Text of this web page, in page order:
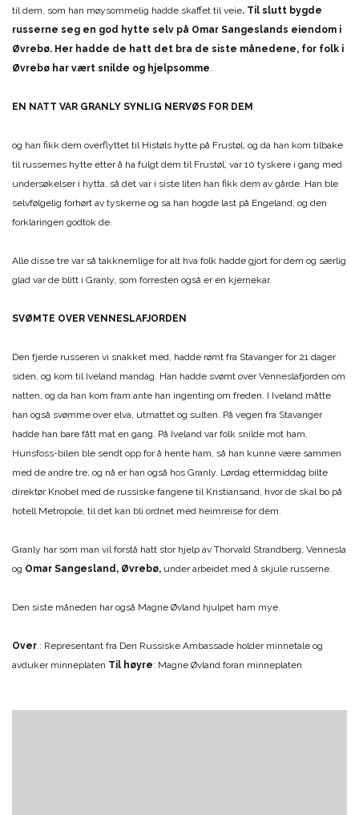
til dem, som han møysommelig hadde skaffet til veie. Til slutt bygde
russerne seg en god hytte selv på Omar Sangeslands eiendom i
Øvrebø. Her hadde de hatt det bra de siste månedene, for folk i
Øvrebø har vært snilde og hjelpsomme.
EN NATT VAR GRANLY SYNLIG NERVØS FOR DEM
og han fikk dem overflyttet til Histøls hytte på Frustøl, og da han kom tilbake
til russernes hytte etter å ha fulgt dem til Frustøl, var 10 tyskere i gang med
undersøkelser i hytta, så det var i siste liten han fikk dem av gårde. Han ble
selvfølgelig forhørt av tyskerne og sa han hogde last på Engeland, og den
forklaringen godtok de.
Alle disse tre var så takknemlige for alt hva folk hadde gjort for dem og særlig
glad var de blitt i Granly, som forresten også er en kjernekar.
SVØMTE OVER VENNESLAFJORDEN
Den fjerde russeren vi snakket med, hadde rømt fra Stavanger for 21 dager
siden, og kom til Iveland mandag. Han hadde svømt over Venneslafjorden om
natten, og da han kom fram ante han ingenting om freden. I Iveland måtte
han også svømme over elva, utmattet og sulten. På vegen fra Stavanger
hadde han bare fått mat en gang. På Iveland var folk snilde mot ham.
Hunsfoss-bilen ble sendt opp for å hente ham, så han kunne være sammen
med de andre tre, og nå er han også hos Granly. Lørdag ettermiddag bilte
direktør Knobel med de russiske fangene til Kristiansand, hvor de skal bo på
hotell Metropole, til det kan bli ordnet med heimreise for dem.
Granly har som man vil forstå hatt stor hjelp av Thorvald Strandberg, Vennesla
og Omar Sangesland, Øvrebø, under arbeidet med å skjule russerne.
Den siste måneden har også Magne Øvland hjulpet ham mye.
Over.: Representant fra Den Russiske Ambassade holder minnetale og
avduker minneplaten Til høyre: Magne Øvland foran minneplaten